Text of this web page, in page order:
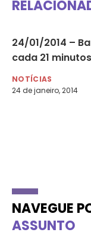
24/01/2014 –
cada 21
NOTÍCIAS
24 de janeiro, 2014
NAVEGUE
ASSUNTO